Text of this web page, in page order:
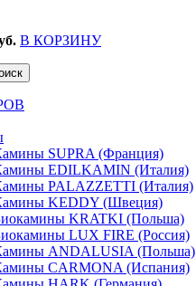
В КОРЗИНУ
SUPRA (Франция)
EDILKAMIN (Италия)
PALAZZETTI (Италия)
KEDDY (Швеция)
KRATKI (Польша)
LUX FIRE (Россия)
ANDALUSIA (Польша)
CARMONA (Испания)